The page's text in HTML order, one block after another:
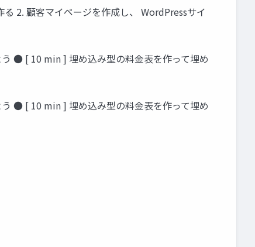
2. 顧客マイページを作成し、 WordPressサイ
● [ 10 min ] 埋め込み型の料金表を作って埋め
● [ 10 min ] 埋め込み型の料金表を作って埋め